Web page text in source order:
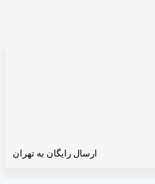
ارسال رایگان به تهران